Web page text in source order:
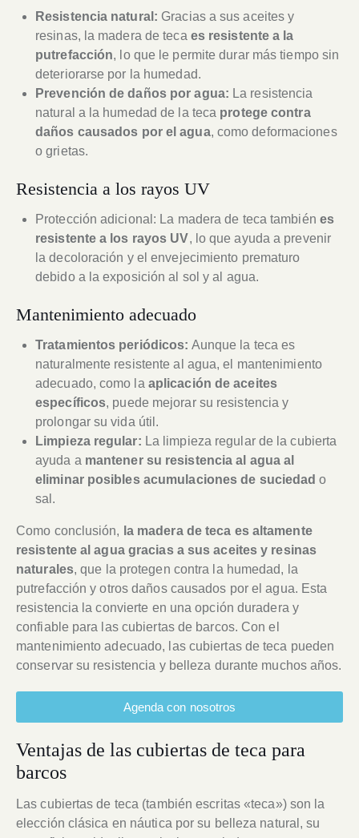
Resistencia natural: Gracias a sus aceites y
resinas, la madera de teca es resistente a la
putrefacción, lo que le permite durar más tiempo sin
deteriorarse por la humedad.
Prevención de daños por agua: La resistencia
natural a la humedad de la teca protege contra
daños causados por el agua, como deformaciones
o grietas.
Resistencia a los rayos UV
Protección adicional: La madera de teca también es
resistente a los rayos UV, lo que ayuda a prevenir
la decoloración y el envejecimiento prematuro
debido a la exposición al sol y al agua.
Mantenimiento adecuado
Tratamientos periódicos: Aunque la teca es
naturalmente resistente al agua, el mantenimiento
adecuado, como la aplicación de aceites
específicos, puede mejorar su resistencia y
prolongar su vida útil.
Limpieza regular: La limpieza regular de la cubierta
ayuda a mantener su resistencia al agua al
eliminar posibles acumulaciones de suciedad o
sal.
Como conclusión, la madera de teca es altamente
resistente al agua gracias a sus aceites y resinas
naturales, que la protegen contra la humedad, la
putrefacción y otros daños causados por el agua. Esta
resistencia la convierte en una opción duradera y
confiable para las cubiertas de barcos. Con el
mantenimiento adecuado, las cubiertas de teca pueden
conservar su resistencia y belleza durante muchos años.
Agenda con nosotros
Ventajas de las cubiertas de teca para
barcos
Las cubiertas de teca (también escritas «teca») son la
elección clásica en náutica por su belleza natural, su